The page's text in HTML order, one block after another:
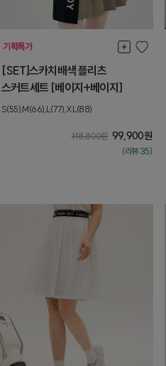
[SET]스카치배색 플리츠
스커트세트 [베이지+베이지]
S(55),M(66),L(77),XL(88)
148,800원 99,900원
(리뷰:35)